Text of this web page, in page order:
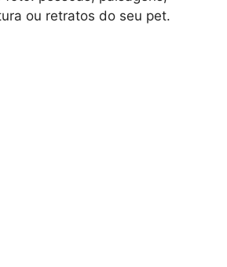
ou retratos do seu pet.